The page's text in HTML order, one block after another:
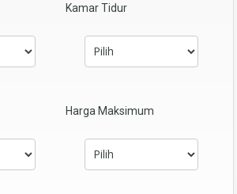
Kamar Tidur
Harga Maksimum